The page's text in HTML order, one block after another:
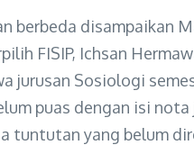
berbeda disampaikan
FISIP, Ichsan
jurusan Sosiologi
puas dengan isi nota
tuntutan yang belum